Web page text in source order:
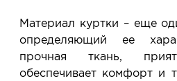
Материал куртки – еще
определяющий ее
прочная ткань,
обеспечивает комфорт и